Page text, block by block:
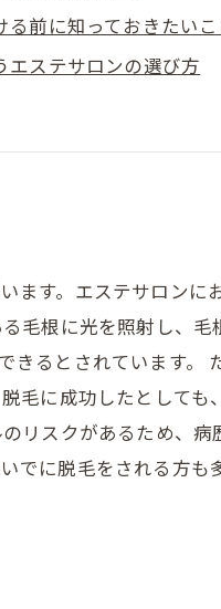
る前に知っておきたいこ
エステサロンの選び方
す。エステサロン
毛根に光を照射し、
るとされています
毛に成功したとして
リスクがあるため、
に脱毛をされる方も